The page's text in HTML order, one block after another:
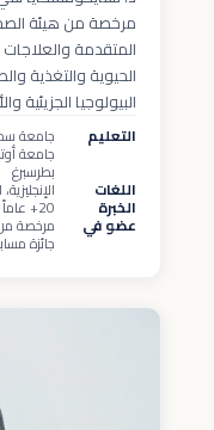
مرخصة من هيئة
المتقدمة
الحيوية والتغذية
البيولوجيا
التعليم جامعة
جامعة
بطرسبرغ
اللغات
الخبرة 20+ عاماً
عضو في مرخصة
جائزة